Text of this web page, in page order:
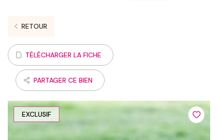
RETOUR
TÉLÉCHARGER LA FICHE
PARTAGER CE BIEN
EXCLUSIF